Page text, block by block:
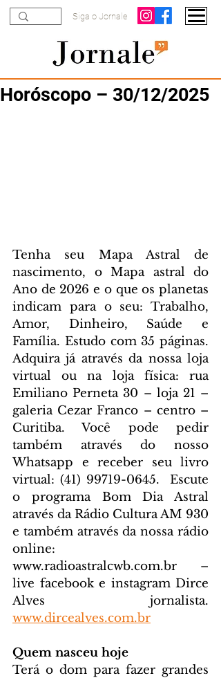
Siga o Jornale
Horóscopo – 30/12/2025
Tenha seu Mapa Astral de
nascimento, o Mapa astral do
Ano de 2026 e o que os planetas
indicam para o seu: Trabalho,
Amor, Dinheiro, Saúde e
Família. Estudo com 35 páginas.
Adquira já através da nossa loja
virtual ou na loja física: rua
Emiliano Perneta 30 – loja 21 –
galeria Cezar Franco – centro –
Curitiba. Você pode pedir
também através do nosso
Whatsapp e receber seu livro
virtual: (41) 99719-0645.
Escute
o programa Bom Dia Astral
através da Rádio Cultura AM 930
e também através da nossa rádio
www.radioastralcwb.com.br –
live facebook e instagram Dirce
www.dircealves.com.br
Quem nasceu hoje
Terá o dom para fazer grandes